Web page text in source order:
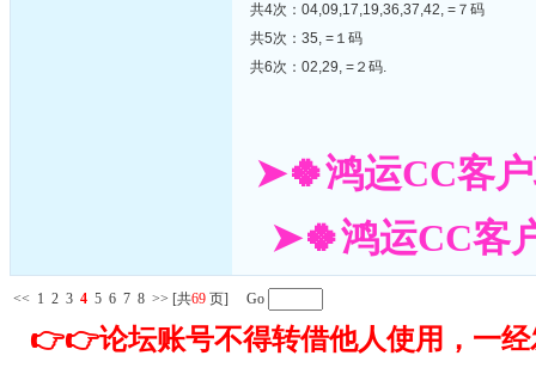
共4次：04,09,17,19,36,37,42, =７码
共5次：35, =１码
共6次：02,29, =２码.
➤🍀鸿运CC客
➤🍀鸿运CC客
<< 1 2 3 4 5 6 7 8 >> [共69 页] Go
👉👉论坛账号不得转借他人使用，一